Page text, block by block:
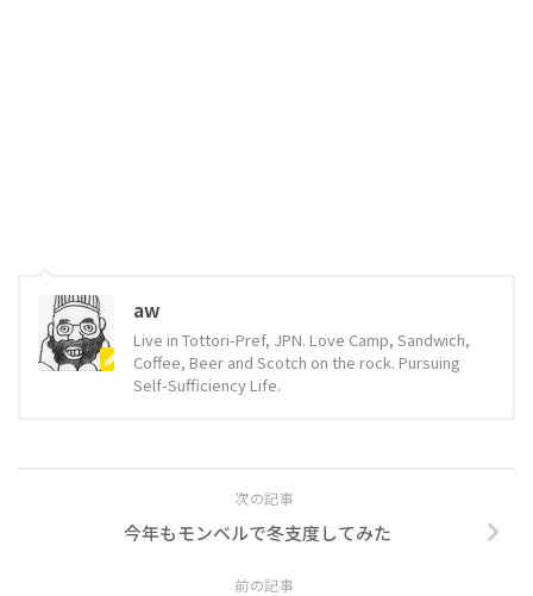
aw
Live in Tottori-Pref, JPN. Love Camp, Sandwich,
Coffee, Beer and Scotch on the rock. Pursuing
Self-Sufficiency Life.
次の記事
今年もモンベルで冬支度してみた
前の記事